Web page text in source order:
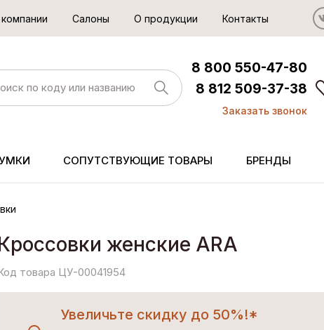
Салоны О продукции Контакты
8 800 550-47-80
8 812 509-37-38
Заказать звонок
СОПУТСТВУЮЩИЕ ТОВАРЫ БРЕНДЫ
женские ARA
товара ЦУ-00041954
Увеличьте скидку до 50%!*